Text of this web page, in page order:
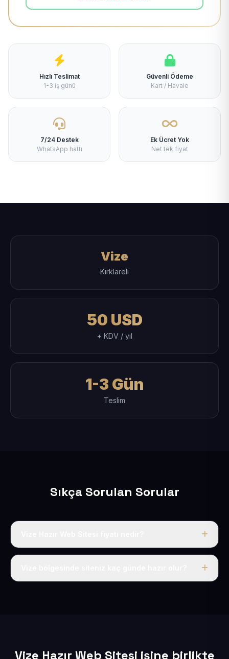
Hızlı Teslimat
1-3 iş günü
Güvenli Ödeme
Kart / Havale
7/24 Destek
WhatsApp hattı
Ek Ücret Yok
Net tek fiyat
Vize
Kırklareli
50 USD
+ KDV / yıl
1-3 Gün
Teslim
Sıkça Sorulan Sorular
Tek fiyat uygulanır: yıllık 50 USD + KDV. Bu bedele alan
Vize Hazır Web Sitesi işine birlikte